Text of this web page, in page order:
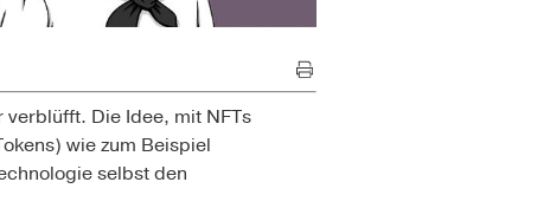
verblüfft. Die Idee, mit NFTs
wie zum Beispiel
selbst den